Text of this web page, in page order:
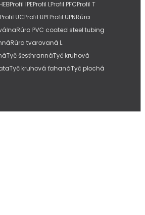
Profil IPEProfil LProfil PFCProfil T
Profil UCProfil UPEProfil UPNRúra
Rúra PVC coated steel tubing
Rúra tvarovaná L
Tyč šesťhrannáTyč kruhová
Tyč kruhová ťahanáTyč plochá